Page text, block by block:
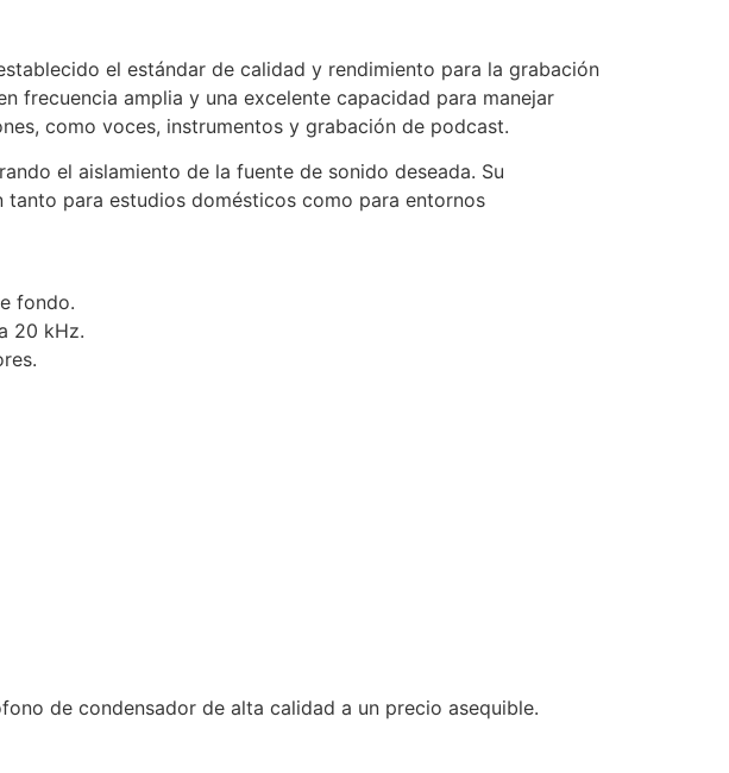
el estándar de calidad y rendimiento para la grabación
frecuencia amplia y una excelente capacidad para manejar
como voces, instrumentos y grabación de podcast.
el aislamiento de la fuente de sonido deseada. Su
para estudios domésticos como para entornos
fondo.
20 kHz.
de condensador de alta calidad a un precio asequible.